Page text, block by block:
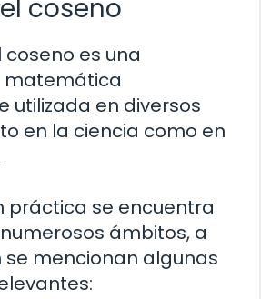
coseno
coseno es una
matemática
utilizada en diversos
en la ciencia como en
práctica se encuentra
ámbitos, a
se mencionan algunas